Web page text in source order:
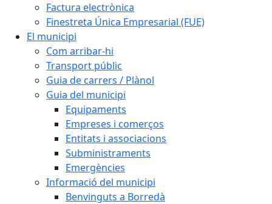
Factura electrònica
Finestreta Única Empresarial (FUE)
El municipi
Com arribar-hi
Transport públic
Guia de carrers / Plànol
Guia del municipi
Equipaments
Empreses i comerços
Entitats i associacions
Subministraments
Emergències
Informació del municipi
Benvinguts a Borredà